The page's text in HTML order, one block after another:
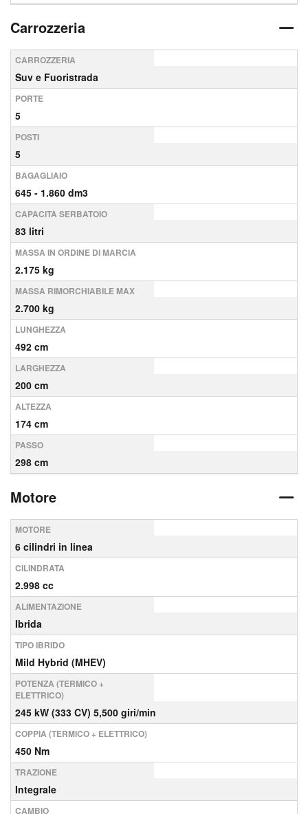
Carrozzeria
CARROZZERIA
Suv e Fuoristrada
PORTE
5
POSTI
5
BAGAGLIAIO
645 - 1.860 dm3
CAPACITÀ SERBATOIO
83 litri
MASSA IN ORDINE DI MARCIA
2.175 kg
MASSA RIMORCHIABILE MAX
2.700 kg
LUNGHEZZA
492 cm
LARGHEZZA
200 cm
ALTEZZA
174 cm
PASSO
298 cm
Motore
MOTORE
6 cilindri in linea
CILINDRATA
2.998 cc
ALIMENTAZIONE
Ibrida
TIPO IBRIDO
Mild Hybrid (MHEV)
POTENZA (TERMICO +
ELETTRICO)
245 kW (333 CV) 5,500 giri/min
COPPIA (TERMICO + ELETTRICO)
450 Nm
TRAZIONE
Integrale
CAMBIO